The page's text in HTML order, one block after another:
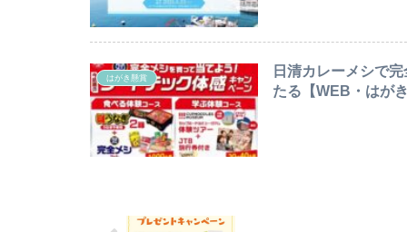
はがき懸賞
日清カレーメシで
たる【WEB・はが